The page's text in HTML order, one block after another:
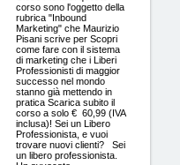
corso sono l'oggetto della
rubrica "Inbound
Marketing" che Maurizio
Pisani scrive per Scopri
come fare con il sistema
di marketing che i Liberi
Professionisti di maggior
successo nel mondo
stanno già mettendo in
pratica Scarica subito il
corso a solo € 60,99 (IVA
inclusa)! Sei un Libero
Professionista, e vuoi
trovare nuovi clienti? Sei
un libero professionista.